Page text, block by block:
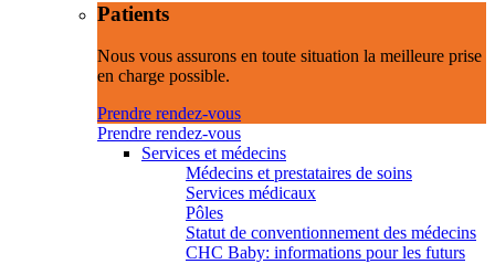
Patients
Nous vous assurons en toute situation la meilleure prise
en charge possible.
Prendre rendez-vous
Prendre rendez-vous
Services et médecins
Médecins et prestataires de soins
Services médicaux
Pôles
Statut de conventionnement des médecins
CHC Baby: informations pour les futurs